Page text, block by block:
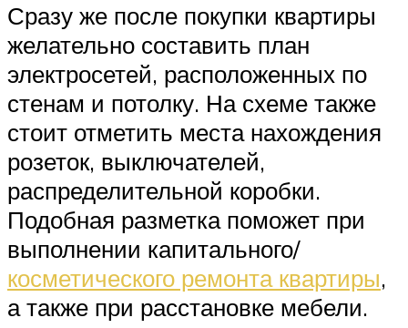
Сразу же после покупки квартиры
желательно составить план
электросетей, расположенных по
стенам и потолку. На схеме также
стоит отметить места нахождения
розеток, выключателей,
распределительной коробки.
Подобная разметка поможет при
выполнении капитального/
косметического ремонта квартиры,
а также при расстановке мебели.